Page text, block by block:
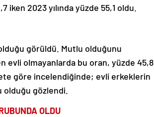
iken 2023 yılında yüzde 55,1 oldu.
görüldü. Mutlu olduğunu
evli olmayanlarda bu oran, yüzde 45,8
göre incelendiğinde; evli erkeklerin
olduğu gözlendi.
OLDU